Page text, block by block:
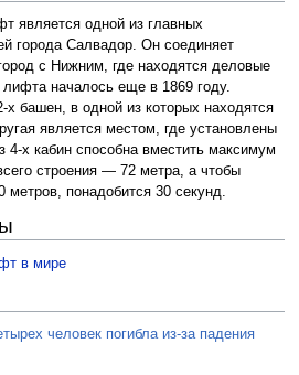
является одной из главных
города Салвадор. Он соединяет
с Нижним, где находятся деловые
началось еще в 1869 году.
х башен, в одной из которых находятся
является местом, где установлены
4-х кабин способна вместить максимум
строения — 72 метра, а чтобы
метров, понадобится 30 секунд.
в мире
человек погибла из-за падения